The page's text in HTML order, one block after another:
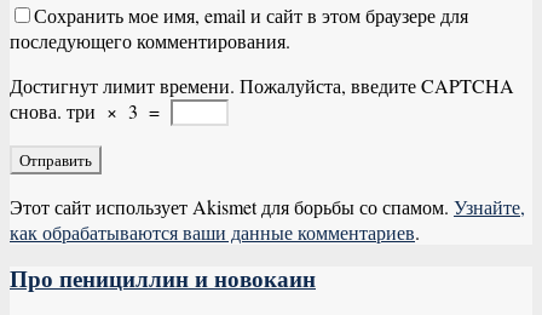
Сохранить мое имя, email и сайт в этом браузере для
последующего комментирования.
Достигнут лимит времени. Пожалуйста, введите CAPTCHA
снова. три × 3 =
Этот сайт использует Akismet для борьбы со спамом. Узнайте,
как обрабатываются ваши данные комментариев.
Про пенициллин и новокаин